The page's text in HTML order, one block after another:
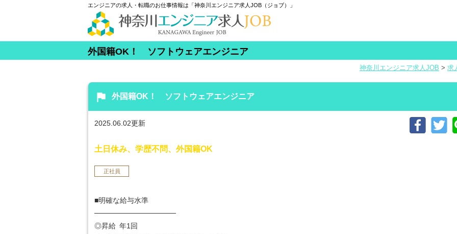
エンジニアの求人・転職のお仕事情報は「神奈川エンジニア求人JOB（ジョブ）」
外国籍OK！ ソフトウェアエンジニア
神奈川エンジニア求人JOB > 求
flag 外国籍OK！ ソフトウェアエンジニア
2025.06.02更新
土日休み、学歴不問、外国籍OK
正社員
■明確な給与水準
────────────────
◎昇給 年1回